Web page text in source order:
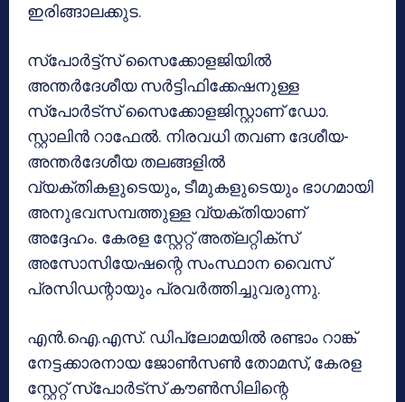
ഇരിങ്ങാലക്കുട.
സ്പോർട്ട്സ് സൈക്കോളജിയിൽ
അന്തർദേശീയ സർട്ടിഫിക്കേഷനുള്ള
സ്പോർട്സ് സൈക്കോളജിസ്റ്റാണ് ഡോ.
സ്റ്റാലിൻ റാഫേൽ. നിരവധി തവണ ദേശീയ-
അന്തർദേശീയ തലങ്ങളിൽ
വ്യക്തികളുടെയും, ടീമുകളുടെയും ഭാഗമായി
അനുഭവസമ്പത്തുള്ള വ്യക്തിയാണ്
അദ്ദേഹം. കേരള സ്റ്റേറ്റ് അത്‌ലറ്റിക്സ്
അസോസിയേഷന്റെ സംസ്ഥാന വൈസ്
പ്രസിഡന്റായും പ്രവർത്തിച്ചുവരുന്നു.
എൻ.ഐ.എസ്. ഡിപ്ലോമയിൽ രണ്ടാം റാങ്ക്
നേട്ടക്കാരനായ ജോൺസൺ തോമസ്, കേരള
സ്റ്റേറ്റ് സ്പോർട്സ് കൗൺസിലിന്റെ